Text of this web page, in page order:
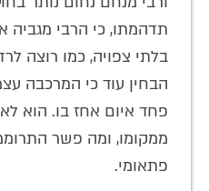
תדהמתו, כי הרבי מגביה
בלתי צפויה, כמו רוצה
הבחין עוד כי המרכבה
פחד איום אחז בו. הוא לא
ממקומו, ומה פשר
פתאומי.